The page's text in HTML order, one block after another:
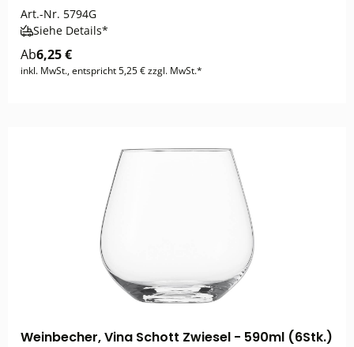
Art.-Nr. 5794G
Siehe Details*
Ab6,25 €
inkl. MwSt., entspricht 5,25 € zzgl. MwSt.*
Weinbecher, Vina Schott Zwiesel - 590ml (6Stk.)